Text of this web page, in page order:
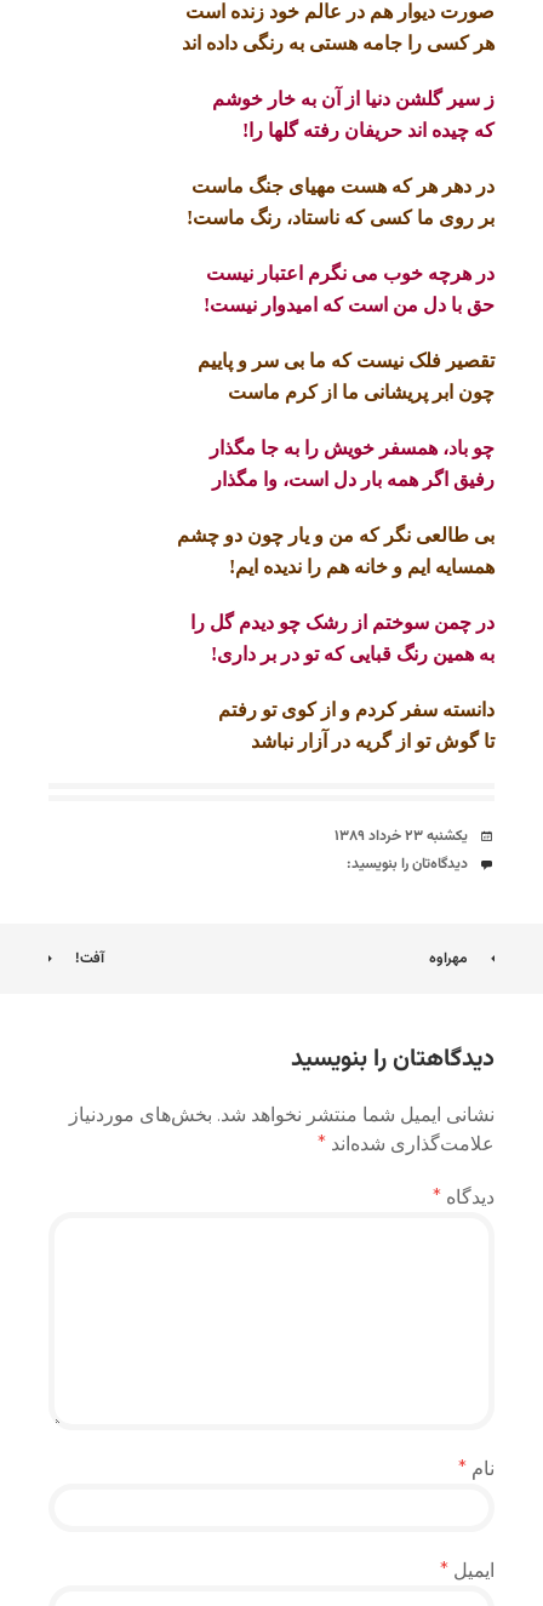
صورت دیوار هم در عالم خود زنده است
هر کسی را جامه هستی به رنگی داده اند
ز سیر گلشن دنیا از آن به خار خوشم
که چیده اند حریفان رفته گلها را!
در دهر هر که هست مهیای جنگ ماست
بر روی ما کسی که ناستاد، رنگ ماست!
در هرچه خوب می نگرم اعتبار نیست
حق با دل من است که امیدوار نیست!
تقصیر فلک نیست که ما بی سر و پاییم
چون ابر پریشانی ما از کرم ماست
چو باد، همسفر خویش را به جا مگذار
رفیق اگر همه بار دل است، وا مگذار
بی طالعی نگر که من و یار چون دو چشم
همسایه ایم و خانه هم را ندیده ایم!
در چمن سوختم از رشک چو دیدم گل را
به همین رنگ قبایی که تو در بر داری!
دانسته سفر کردم و از کوی تو رفتم
تا گوش تو از گریه در آزار نباشد
تاریخ
یکشنبه ۲۳ خرداد ۱۳۸۹
دیدگاه‌ها
دیدگاه‌تان را بنویسید:
ناوبری
مهراوه آفت!
دیدگاهتان را بنویسید
نشانی ایمیل شما منتشر نخواهد شد. بخش‌های موردنیاز
علامت‌گذاری شده‌اند *
دیدگاه *
نام *
ایمیل *